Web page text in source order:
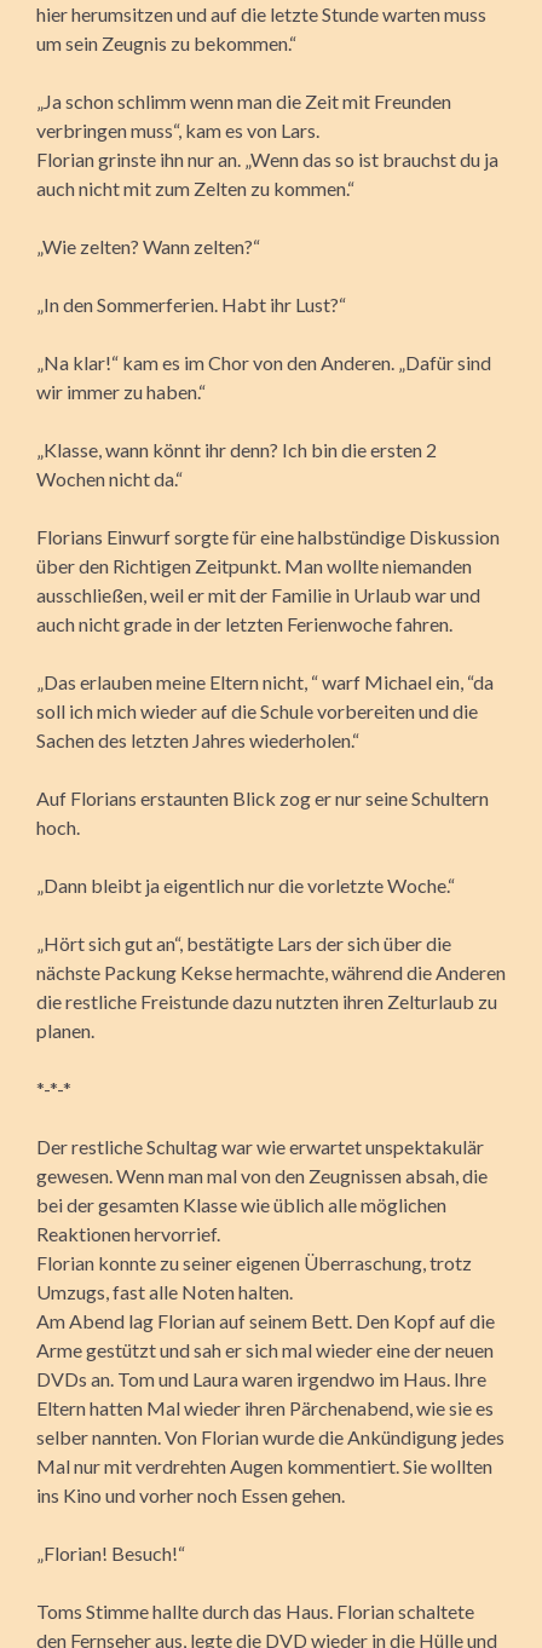
hier herumsitzen und auf die letzte Stunde warten muss
um sein Zeugnis zu bekommen.“
„Ja schon schlimm wenn man die Zeit mit Freunden
verbringen muss“, kam es von Lars.
Florian grinste ihn nur an. „Wenn das so ist brauchst du ja
auch nicht mit zum Zelten zu kommen.“
„Wie zelten? Wann zelten?“
„In den Sommerferien. Habt ihr Lust?“
„Na klar!“ kam es im Chor von den Anderen. „Dafür sind
wir immer zu haben.“
„Klasse, wann könnt ihr denn? Ich bin die ersten 2
Wochen nicht da.“
Florians Einwurf sorgte für eine halbstündige Diskussion
über den Richtigen Zeitpunkt. Man wollte niemanden
ausschließen, weil er mit der Familie in Urlaub war und
auch nicht grade in der letzten Ferienwoche fahren.
„Das erlauben meine Eltern nicht, “ warf Michael ein, “da
soll ich mich wieder auf die Schule vorbereiten und die
Sachen des letzten Jahres wiederholen.“
Auf Florians erstaunten Blick zog er nur seine Schultern
hoch.
„Dann bleibt ja eigentlich nur die vorletzte Woche.“
„Hört sich gut an“, bestätigte Lars der sich über die
nächste Packung Kekse hermachte, während die Anderen
die restliche Freistunde dazu nutzten ihren Zelturlaub zu
planen.
*-*-*
Der restliche Schultag war wie erwartet unspektakulär
gewesen. Wenn man mal von den Zeugnissen absah, die
bei der gesamten Klasse wie üblich alle möglichen
Reaktionen hervorrief.
Florian konnte zu seiner eigenen Überraschung, trotz
Umzugs, fast alle Noten halten.
Am Abend lag Florian auf seinem Bett. Den Kopf auf die
Arme gestützt und sah er sich mal wieder eine der neuen
DVDs an. Tom und Laura waren irgendwo im Haus. Ihre
Eltern hatten Mal wieder ihren Pärchenabend, wie sie es
selber nannten. Von Florian wurde die Ankündigung jedes
Mal nur mit verdrehten Augen kommentiert. Sie wollten
ins Kino und vorher noch Essen gehen.
„Florian! Besuch!“
Toms Stimme hallte durch das Haus. Florian schaltete
den Fernseher aus, legte die DVD wieder in die Hülle und